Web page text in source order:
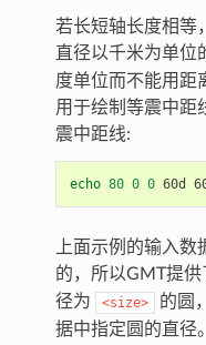
若长短轴长度相等
直径以千米为单位
度单位而不能用距
用于绘制等震中距
震中距线:
echo 80 0 0 60d
上面示例的输入
的，所以GMT提供
径为
<size> 的圆
据中指定圆的直径